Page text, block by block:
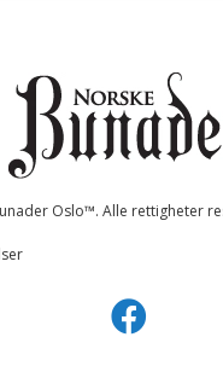
Oslo™. Alle rettigheter